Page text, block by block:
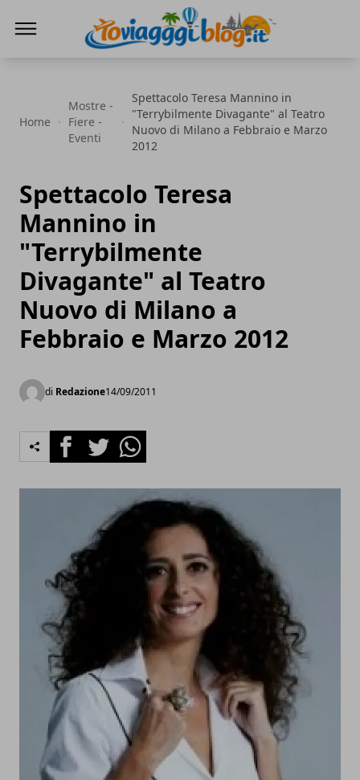
Home
Mostre -
Fiere -
Eventi
Spettacolo Teresa Mannino in
"Terrybilmente Divagante" al Teatro
Nuovo di Milano a Febbraio e Marzo
2012
Spettacolo Teresa
Mannino in
"Terrybilmente
Divagante" al Teatro
Nuovo di Milano a
Febbraio e Marzo 2012
di Redazione14/09/2011
FacebookTwitterWhatsapp